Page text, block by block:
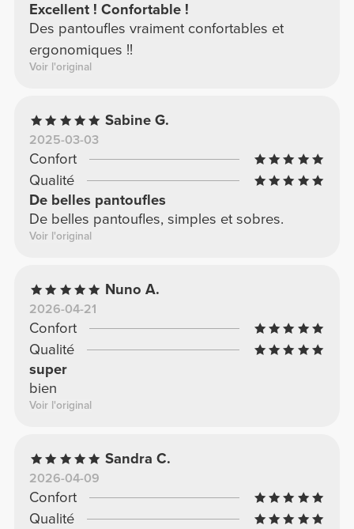
Excellent ! Confortable !
Des pantoufles vraiment confortables et
ergonomiques !!
Voir l'original
Sabine G.
2025-03-03
Confort
Qualité
De belles pantoufles
De belles pantoufles, simples et sobres.
Voir l'original
Nuno A.
2026-04-21
Confort
Qualité
super
bien
Voir l'original
Sandra C.
2026-04-09
Confort
Qualité